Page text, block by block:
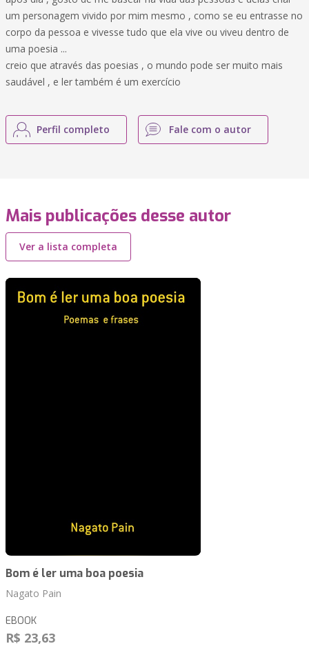
um personagem vivido por mim mesmo , como se eu entrasse no
corpo da pessoa e vivesse tudo que ela vive ou viveu dentro de
uma poesia ...
creio que através das poesias , o mundo pode ser muito mais
saudável , e ler também é um exercício
Perfil completo Fale com o autor
Mais publicações desse autor
Ver a lista completa
Bom é ler uma boa poesia
Nagato Pain
EBOOK
R$ 23,63